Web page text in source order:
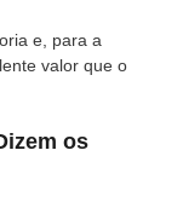
e, para a
valor que o
os